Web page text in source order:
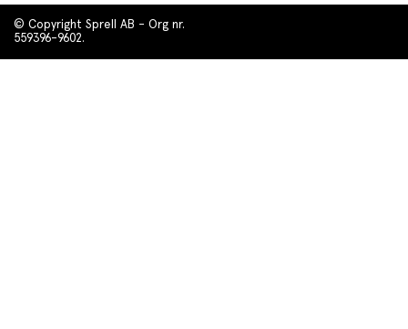
© Copyright Sprell AB - Org nr.
559396-9602.